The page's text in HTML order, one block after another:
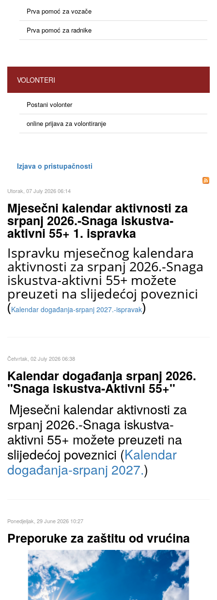
Prva pomoć za vozače
Prva pomoć za radnike
VOLONTERI
Postani volonter
online prijava za volontiranje
Izjava o pristupačnosti
Utorak, 07 July 2026 06:14
Mjesečni kalendar aktivnosti za
srpanj 2026.-Snaga iskustva-
aktivni 55+ 1. ispravka
Ispravku mjesečnog kalendara
aktivnosti za srpanj 2026.-Snaga
iskustva-aktivni 55+ možete
preuzeti na slijedećoj poveznici
(Kalendar događanja-srpanj 2027.-ispravak)
Četvrtak, 02 July 2026 06:38
Kalendar događanja srpanj 2026.
"Snaga iskustva-Aktivni 55+"
Mjesečni kalendar aktivnosti za
srpanj 2026.-Snaga iskustva-
aktivni 55+ možete preuzeti na
slijedećoj poveznici (Kalendar
događanja-srpanj 2027.)
Ponedjeljak, 29 June 2026 10:27
Preporuke za zaštitu od vrućina